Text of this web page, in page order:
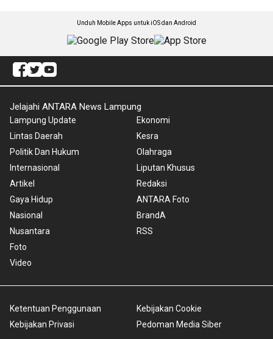
Unduh Mobile Apps untuk iOS dan Android
Jelajahi ANTARA News Lampung
Lampung Update
Lintas Daerah
Politik Dan Hukum
Internasional
Artikel
Gaya Hidup
Nasional
Nusantara
Foto
Video
Ekonomi
Kesra
Olahraga
Liputan Khusus
Redaksi
ANTARA Foto
BrandA
RSS
Ketentuan Penggunaan
Kebijakan Privasi
Kebijakan Cookie
Pedoman Media Siber